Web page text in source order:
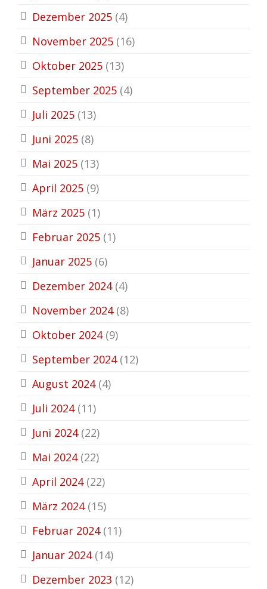
Dezember 2025 (4)
November 2025 (16)
Oktober 2025 (13)
September 2025 (4)
Juli 2025 (13)
Juni 2025 (8)
Mai 2025 (13)
April 2025 (9)
März 2025 (1)
Februar 2025 (1)
Januar 2025 (6)
Dezember 2024(4)
November 2024(8)
Oktober 2024(9)
September 2024(12)
August 2024(4)
Juli 2024(11)
Juni 2024(22)
Mai 2024(22)
April 2024(22)
März 2024(15)
Februar 2024(11)
Januar 2024(14)
Dezember 2023 (12)